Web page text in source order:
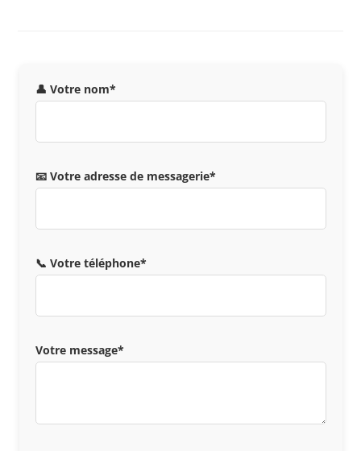
👤 Votre nom*
📧 Votre adresse de messagerie*
📞 Votre téléphone*
Votre message*